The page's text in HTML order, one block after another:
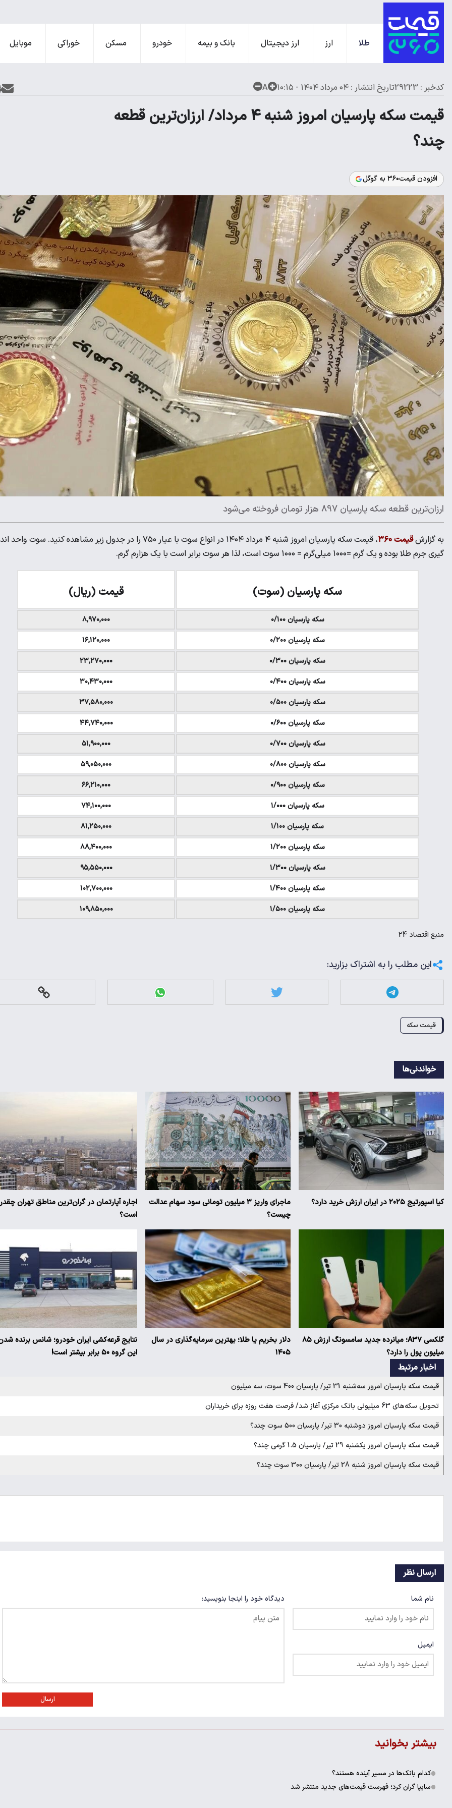
طلا ارز ارز دیجیتال بانک و بیمه خودرو مسکن خوراکی موبایل
کدخبر : 29223 تاریخ انتشار : ۰۴ مرداد ۱۴۰۴ - ۱۰:۱۵ A
قیمت سکه پارسیان امروز شنبه 4 مرداد/ ارزان‌ترین قطعه
چند؟
افزودن قیمت۳۶۰ به گوگل
ارزان‌ترین قطعه سکه پارسیان 897 هزار تومان فروخته می‌شود
به گزارشقیمت ۳۶۰
، قیمت سکه پارسیان امروز شنبه ۴ مرداد ۱۴۰۴ در انواع سوت با عیار ۷۵۰ را در جدول زیر مشاهده کنید. سوت
گیری جرم طلا بوده و یک گرم =۱۰۰۰ میلی‌گرم = ۱۰۰۰ سوت است، لذا هر سوت برابر است با یک هزارم گرم.
سکه پارسیان (سوت) قیمت (ریال)
سکه پارسیان ۰/۱۰۰
۸,۹۷۰,۰۰۰
سکه پارسیان ۰/۲۰۰
۱۶,۱۲۰,۰۰۰
سکه پارسیان ۰/۳۰۰
۲۳,۲۷۰,۰۰۰
سکه پارسیان ۰/۴۰۰
۳۰,۴۳۰,۰۰۰
سکه پارسیان ۰/۵۰۰
۳۷,۵۸۰,۰۰۰
سکه پارسیان ۰/۶۰۰
۴۴,۷۴۰,۰۰۰
سکه پارسیان ۰/۷۰۰
۵۱,۹۰۰,۰۰۰
سکه پارسیان ۰/۸۰۰
۵۹,۰۵۰,۰۰۰
سکه پارسیان ۰/۹۰۰
۶۶,۲۱۰,۰۰۰
سکه پارسیان ۱/۰۰۰
۷۴,۱۰۰,۰۰۰
سکه پارسیان ۱/۱۰۰
۸۱,۲۵۰,۰۰۰
سکه پارسیان ۱/۲۰۰
۸۸,۴۰۰,۰۰۰
سکه پارسیان ۱/۳۰۰
۹۵,۵۵۰,۰۰۰
سکه پارسیان ۱/۴۰۰
۱۰۲,۷۰۰,۰۰۰
سکه پارسیان ۱/۵۰۰
۱۰۹,۸۵۰,۰۰۰
منبع اقتصاد 24
این مطلب را به اشتراک بزارید:
قیمت سکه
خواندنی‌ها
کیا اسپورتیج ۲۰۲۵ در ایران ارزش خرید دارد؟
ماجرای واریز ۳ میلیون تومانی سود سهام عدالت
چیست؟
اجاره آپارتمان در گران‌ترین مناطق تهران چقدر
است؟
گلکسی A۳۷؛ میانرده جدید سامسونگ ارزش ۸۵
میلیون پول را دارد؟
دلار بخریم یا طلا؛ بهترین سرمایه‌گذاری در سال
۱۴۰۵
نتایج قرعه‌کشی ایران خودرو؛ شانس برنده
این گروه ۵۰ برابر بیشتر است!
اخبار مرتبط
قیمت سکه پارسیان امروز سه‌شنبه 31 تیر/ پارسیان 400 سوت، سه میلیون
تحویل سکه‌های 63 میلیونی بانک مرکزی آغاز شد/ فرصت هفت روزه برای خریداران
قیمت سکه پارسیان امروز دوشنبه 30 تیر/ پارسیان 500 سوت چند؟
قیمت سکه پارسیان امروز یکشنبه 29 تیر/ پارسیان 1.5 گرمی چند؟
قیمت سکه پارسیان امروز شنبه 28 تیر/ پارسیان 300 سوت چند؟
ارسال نظر
نام شما
ایمیل
دیدگاه خود را اینجا بنویسید:
ارسال
بیشتر بخوانید
کدام بانک‌ها در مسیر آینده هستند؟
سایپا گران کرد؛ فهرست قیمت‌های جدید منتشر شد